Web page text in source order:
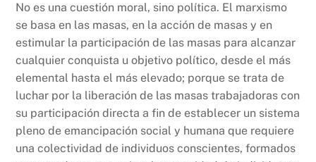
No es una cuestión moral, sino política. El marxismo
se basa en las masas, en la acción de masas y en
estimular la participación de las masas para alcanzar
cualquier conquista u objetivo político, desde el más
elemental hasta el más elevado; porque se trata de
luchar por la liberación de las masas trabajadoras con
su participación directa a fin de establecer un sistema
pleno de emancipación social y humana que requiere
una colectividad de individuos conscientes, formados